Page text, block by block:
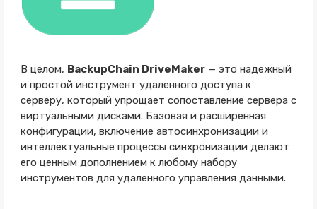
В целом, BackupChain DriveMaker— это надежный
и простой инструмент удаленного доступа к
серверу, который упрощает сопоставление сервера с
виртуальными дисками. Базовая и расширенная
конфигурации, включение автосинхронизации и
интеллектуальные процессы синхронизации делают
его ценным дополнением к любому набору
инструментов для удаленного управления данными.